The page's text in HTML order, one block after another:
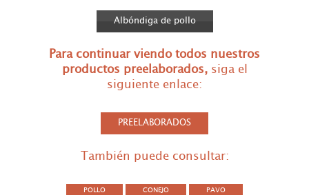
Albóndiga de pollo
Para continuar viendo todos nuestros
productos preelaborados,siga el
siguiente enlace:
PREELABORADOS
También puede consultar:
POLLO CONEJO PAVO